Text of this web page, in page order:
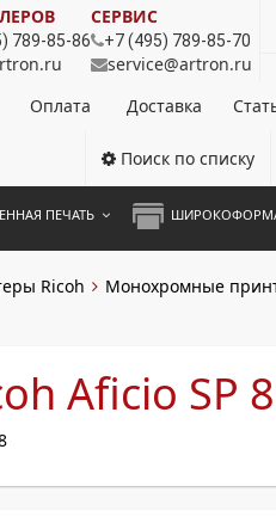
789-85-86
СЕРВИС
+7 (495) 789-85-70
service@artron.ru
Оплата Доставка
Поиск по списку
ПЕЧАТЬ
Ricoh Монохромные
Aficio SP